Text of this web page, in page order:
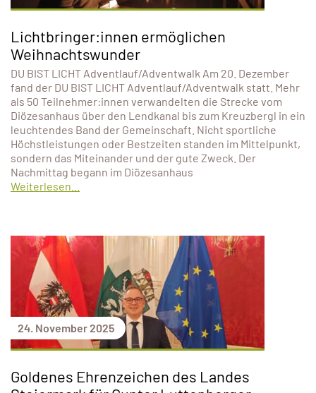
Lichtbringer:innen ermöglichen
Weihnachtswunder
DU BIST LICHT Adventlauf/Adventwalk Am 20. Dezember
fand der DU BIST LICHT Adventlauf/Adventwalk statt. Mehr
als 50 Teilnehmer:innen verwandelten die Strecke vom
Diözesanhaus über den Lendkanal bis zum Kreuzbergl in ein
leuchtendes Band der Gemeinschaft. Nicht sportliche
Höchstleistungen oder Bestzeiten standen im Mittelpunkt,
sondern das Miteinander und der gute Zweck. Der
Nachmittag begann im Diözesanhaus
Weiterlesen...
24. November 2025
Goldenes Ehrenzeichen des Landes